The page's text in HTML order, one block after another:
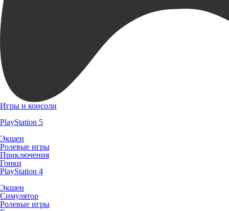
Игры и консоли
PlayStation 5
Экшен
Ролевые игры
Приключения
Гонки
PlayStation 4
Экшен
Симулятор
Ролевые игры